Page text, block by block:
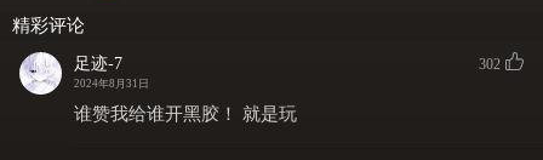
精彩评论
足迹-7
2024年8月31日
302
谁赞我给谁开黑胶！ 就是玩